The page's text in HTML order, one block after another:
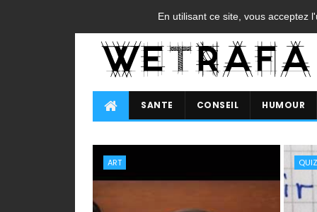
CONTACT A PROPOS FAQ CGU
SANTE CONSEIL HUMOUR
ART QUIZ
En utilisant ce site, vous acceptez